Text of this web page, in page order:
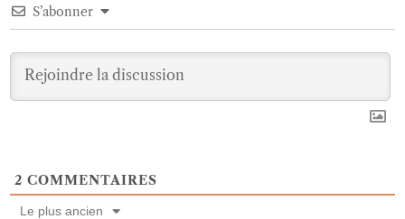
S’abonner
2 COMMENTAIRES
Le plus ancien